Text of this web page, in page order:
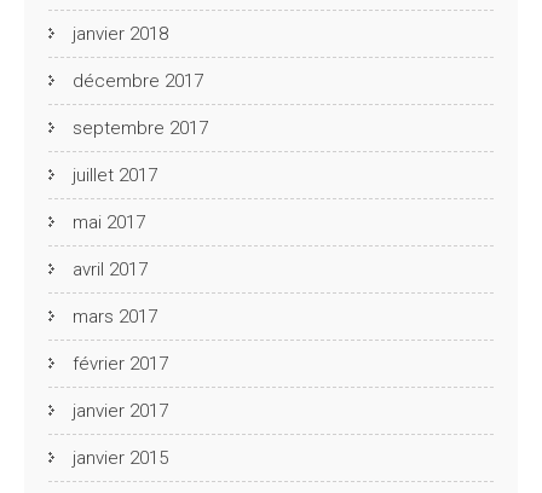
janvier 2018
décembre 2017
septembre 2017
juillet 2017
mai 2017
avril 2017
mars 2017
février 2017
janvier 2017
janvier 2015